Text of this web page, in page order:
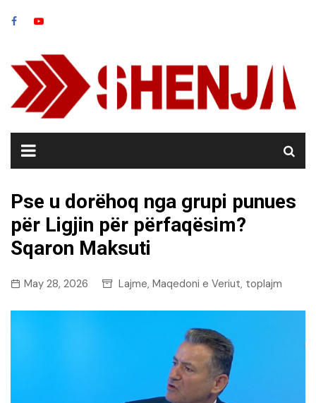
Pse u dorëhoq nga grupi punues
për Ligjin për përfaqësim?
Sqaron Maksuti
May 28, 2026 Lajme, Maqedoni e Veriut, toplajm